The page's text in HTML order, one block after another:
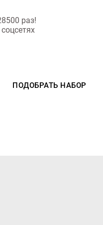
раз!
ПОДОБРАТЬ НАБОР